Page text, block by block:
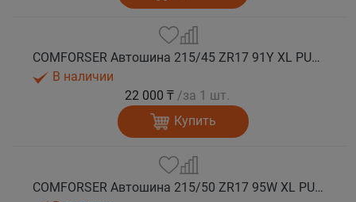
COMFORSER Автошина 215/45 ZR17 91Y XL PURESPEED лето
В наличии
22 000 ₸ /за 1 шт.
Купить
COMFORSER Автошина 215/50 ZR17 95W XL PURESPEED лето